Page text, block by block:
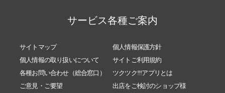
サービス各種ご案内
サイトマップ
個人情報保護方針
個人情報の取り扱いについて
サイトご利用規約
各種お問い合わせ（総合窓口）
ツクツク!!!アプリとは
ご意見・ご要望
出店をご検討のショップ様